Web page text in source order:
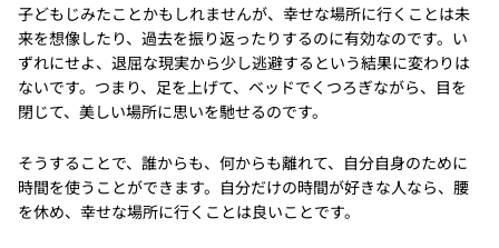
子どもじみたことかもしれませんが、幸せな場所に行くことは未
来を想像したり、過去を振り返ったりするのに有効なのです。い
ずれにせよ、退屈な現実から少し逃避するという結果に変わりは
ないです。つまり、足を上げて、ベッドでくつろぎながら、目を
閉じて、美しい場所に思いを馳せるのです。
そうすることで、誰からも、何からも離れて、自分自身のために
時間を使うことができます。自分だけの時間が好きな人なら、腰
を休め、幸せな場所に行くことは良いことです。